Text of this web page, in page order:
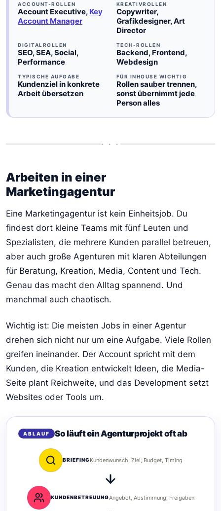
ACCOUNT-ROLLEN
Account Executive, Key
Account Manager
KREATIVROLLEN
Copywriter,
Grafikdesigner, Art
Director
DIGITALROLLEN
SEO, SEA, Social,
Performance
TECH-ROLLEN
Backend, Frontend,
Webdesign
TYPISCHE AUFGABE
Kundenziel in konkrete
Arbeit übersetzen
FÜR INHOUSE WICHTIG
Rollen sauber trennen,
sonst übernimmt jede
Person alles
• • •
Arbeiten in einer
Marketingagentur
Eine Marketingagentur ist kein Einheitsjob. Du
findest dort kleine Teams mit fünf Leuten und
Spezialisten, die mehrere Kunden parallel betreuen,
aber auch große Agenturen mit klaren Abteilungen
für Beratung, Kreation, Media, Content und Tech.
Genau das macht den Alltag spannend. Und
manchmal auch chaotisch.
Wichtig ist: Die meisten Jobs in einer Agentur
drehen sich nicht nur um eine Aufgabe. Viele Rollen
greifen ineinander. Der Account spricht mit dem
Kunden, die Kreation entwickelt Ideen, die Media-
Seite plant Reichweite, und das Development setzt
Websites oder Tools um.
ABLAUF So läuft ein Agenturprojekt oft ab
BRIEFINGKundenwunsch, Ziel, Budget, Timing
KUNDENBETREUUNGAngebot, Abstimmung, Freigaben